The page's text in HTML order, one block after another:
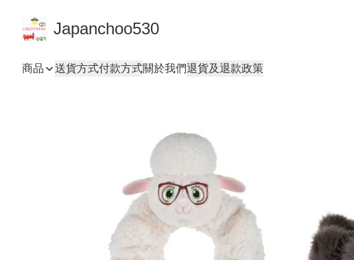
Japanchoo530
商品 送貨方式付款方式關於我們退貨及退款政策